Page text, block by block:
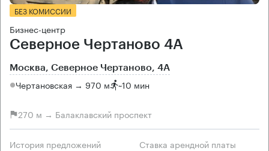
БЕЗ КОМИССИИ
Бизнес-центр
Северное Чертаново 4А
Москва, Северное Чертаново, 4А
Чертановская → 970 м ~10 мин
270 м → Балаклавский проспект
История предложений Ставка арендной платы